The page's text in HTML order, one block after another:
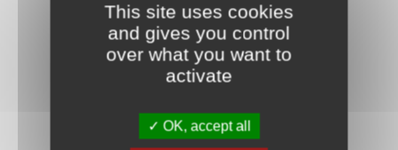
This site uses cookies
and gives you control
over what you want to
activate
OK, accept all